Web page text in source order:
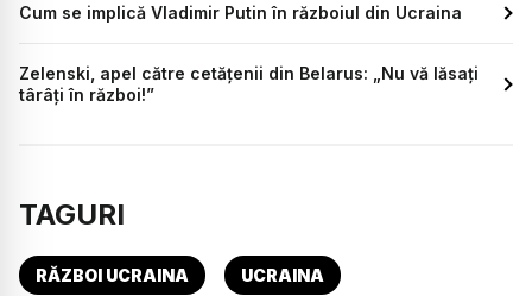
Cum se implică Vladimir Putin în războiul din Ucraina
Zelenski, apel către cetățenii din Belarus: „Nu vă lăsați
târâți în război!”
TAGURI
RĂZBOI UCRAINA UCRAINA